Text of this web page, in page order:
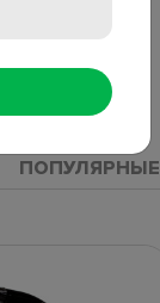
ПОПУЛЯРНЫЕ